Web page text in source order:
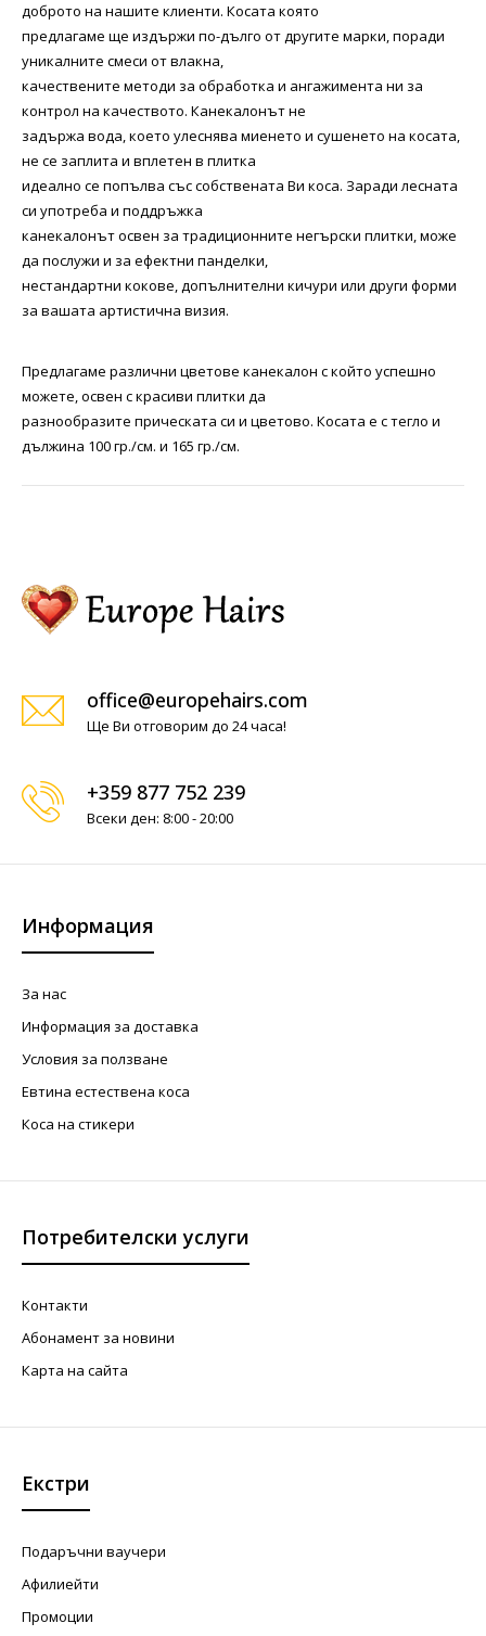
доброто на нашите клиенти. Косата която
предлагаме ще издържи по-дълго от другите марки, поради
уникалните смеси от влакна,
качествените методи за обработка и ангажимента ни за
контрол на качеството. Канекалонът не
задържа вода, което улеснява миенето и сушенето на косата,
не се заплита и вплетен в плитка
идеално се попълва със собствената Ви коса. Заради лесната
си употреба и поддръжка
канекалонът освен за традиционните негърски плитки, може
да послужи и за ефектни панделки,
нестандартни кокове, допълнителни кичури или други форми
за вашата артистична визия.
Предлагаме различни цветове канекалон с който успешно
можете, освен с красиви плитки да
разнообразите прическата си и цветово. Косата е с тегло и
дължина 100 гр./см. и 165 гр./см.
office@europehairs.com
Ще Ви отговорим до 24 часа!
+359 877 752 239
Всеки ден: 8:00 - 20:00
Информация
За нас
Информация за доставка
Условия за ползване
Евтина естествена коса
Коса на стикери
Потребителски услуги
Контакти
Абонамент за новини
Карта на сайта
Екстри
Подаръчни ваучери
Афилиейти
Промоции